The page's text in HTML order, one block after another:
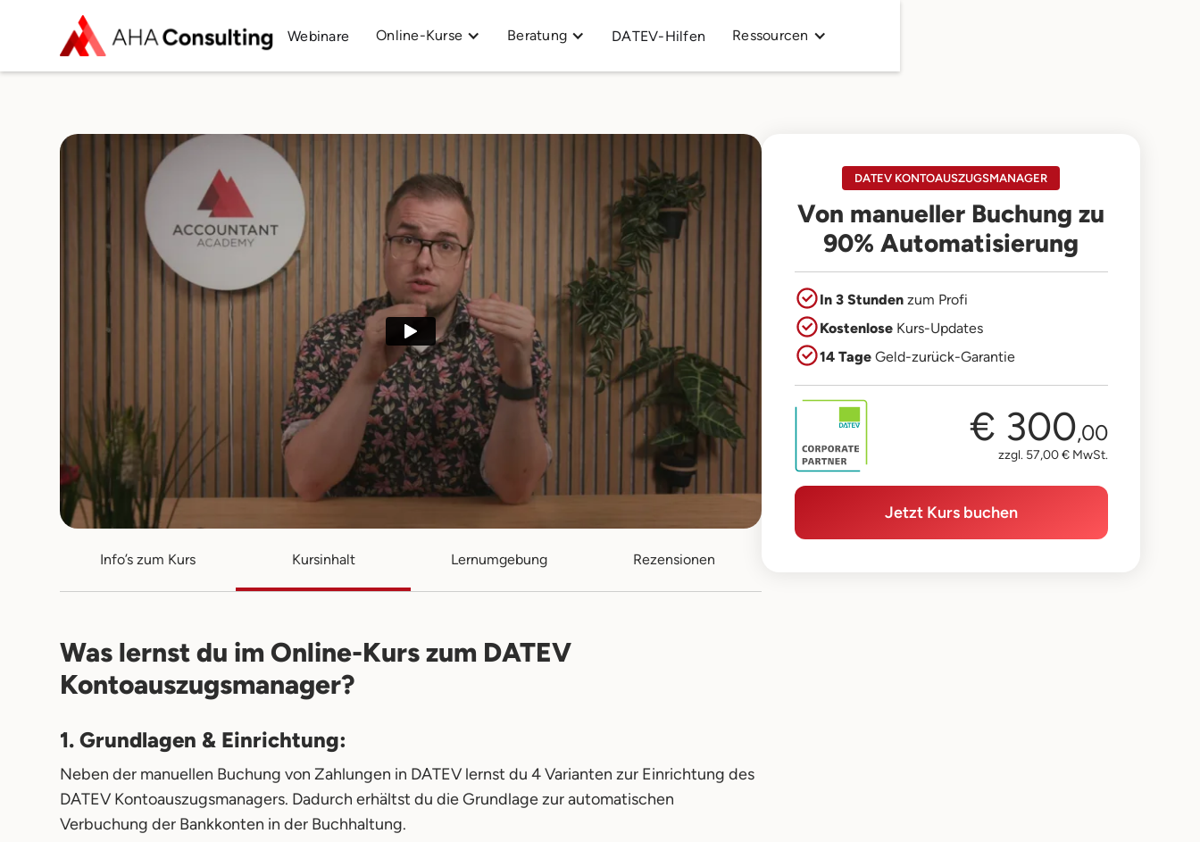
Webinare Online-Kurse Beratung DATEV-Hilfen Ressourcen
Info’s zum Kurs Kursinhalt Lernumgebung Rezensionen
Was lernst du im Online-Kurs zum DATEV
Kontoauszugsmanager?
1. Grundlagen & Einrichtung:
Neben der manuellen Buchung von Zahlungen in DATEV lernst du 4 Varianten zur Einrichtung des
DATEV Kontoauszugsmanagers. Dadurch erhältst du die Grundlage zur automatischen
Verbuchung der Bankkonten in der Buchhaltung.
DATEV KONTOAUSZUGSMANAGER
Von manueller Buchung zu
90% Automatisierung
In 3 Stundenzum Profi
KostenloseKurs-Updates
14 TageGeld-zurück-Garantie
€ 300,00
zzgl. 57,00 € MwSt.
Jetzt Kurs buchen